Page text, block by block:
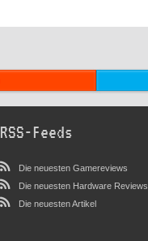
RSS-Feeds
Die neuesten Gamereviews
Die neuesten Hardware Reviews
Die neuesten Artikel